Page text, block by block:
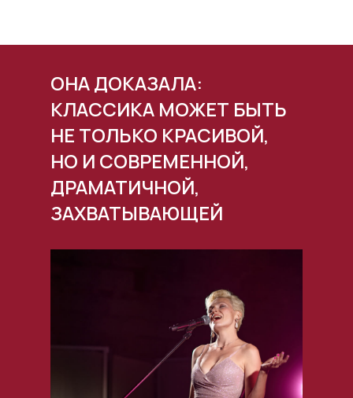
ОНА ДОКАЗАЛА:
КЛАССИКА МОЖЕТ БЫТЬ
НЕ ТОЛЬКО КРАСИВОЙ,
НО И СОВРЕМЕННОЙ,
ДРАМАТИЧНОЙ,
ЗАХВАТЫВАЮЩЕЙ